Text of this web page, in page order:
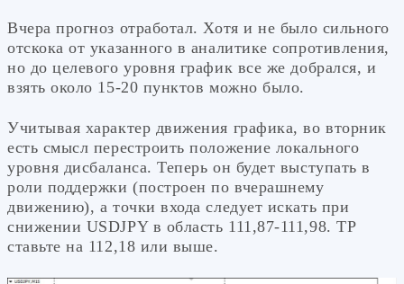
Вчера прогноз отработал. Хотя и не было сильного
отскока от указанного в аналитике сопротивления,
но до целевого уровня график все же добрался, и
взять около 15-20 пунктов можно было.
Учитывая характер движения графика, во вторник
есть смысл перестроить положение локального
уровня дисбаланса. Теперь он будет выступать в
роли поддержки (построен по вчерашнему
движению), а точки входа следует искать при
снижении USDJPY в область 111,87-111,98. ТР
ставьте на 112,18 или выше.